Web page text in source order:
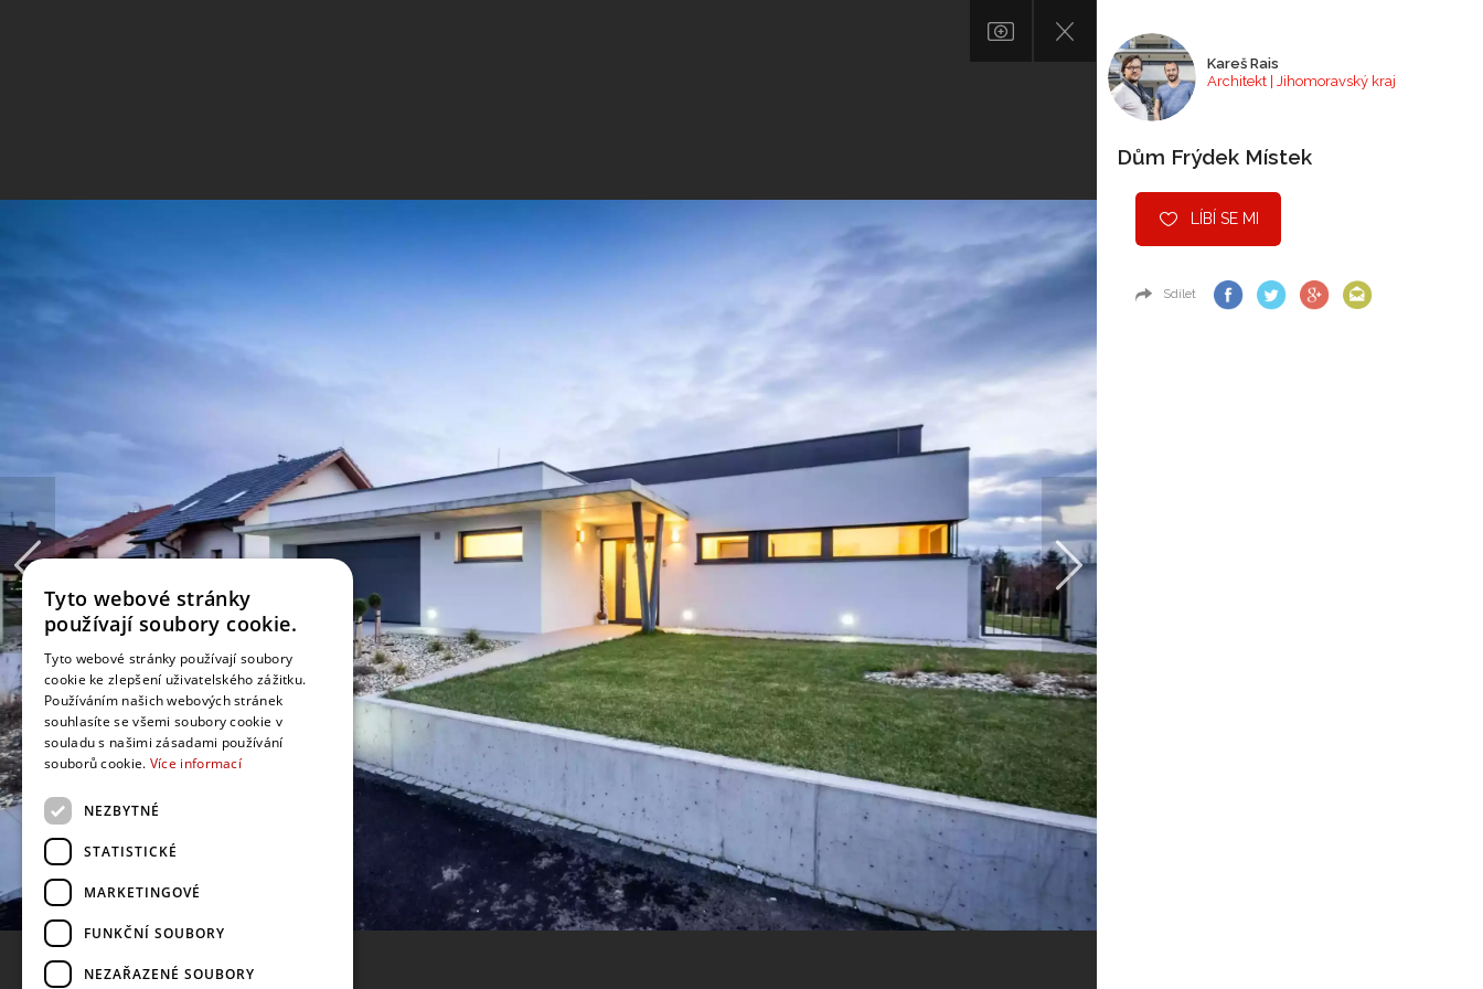
Kareš Rais
Architekt | Jihomoravský kraj
Dům Frýdek Místek
LÍBÍ SE MI
Sdílet
Tyto webové stránky
používají soubory cookie.
Tyto webové stránky používají soubory
cookie ke zlepšení uživatelského zážitku.
Používáním našich webových stránek
souhlasíte se všemi soubory cookie v
souladu s našimi zásadami používání
souborů cookie. Více informací
NEZBYTNÉ
STATISTICKÉ
MARKETINGOVÉ
FUNKČNÍ SOUBORY
NEZAŘAZENÉ SOUBORY